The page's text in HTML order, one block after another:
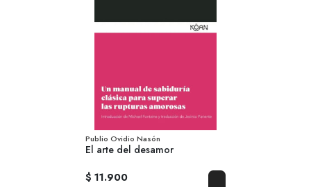
Publio Ovidio Nasón
El arte del desamor
$ 11.900